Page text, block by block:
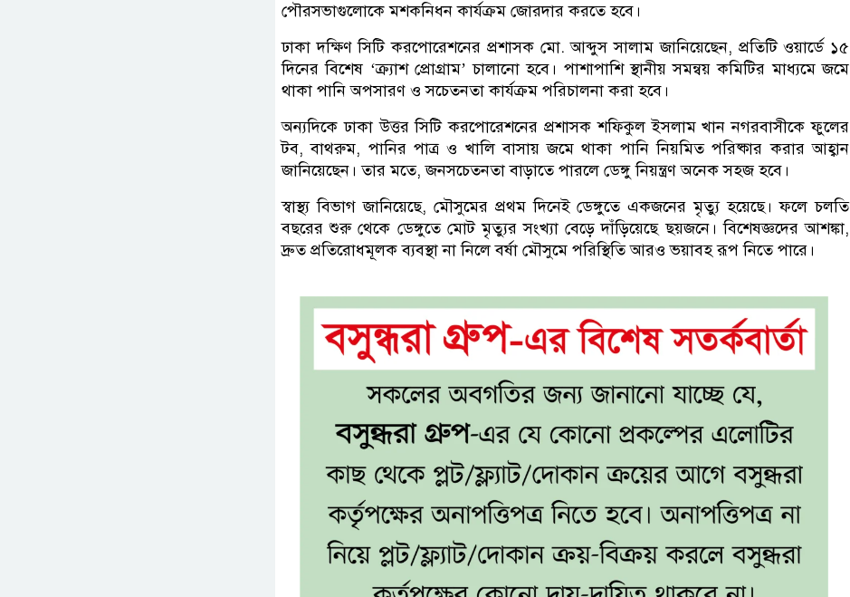
পৌরসভাগুলোকে মশকনিধন কার্যক্রম জোরদার করতে হবে।
ঢাকা দক্ষিণ সিটি করপোরেশনের প্রশাসক মো. আব্দুস সালাম জানিয়েছেন, প্রতিটি ওয়ার্ডে ১৫
দিনের বিশেষ ‘ক্র্যাশ প্রোগ্রাম’ চালানো হবে। পাশাপাশি স্থানীয় সমন্বয় কমিটির মাধ্যমে জমে
থাকা পানি অপসারণ ও সচেতনতা কার্যক্রম পরিচালনা করা হবে।
অন্যদিকে ঢাকা উত্তর সিটি করপোরেশনের প্রশাসক শফিকুল ইসলাম খান নগরবাসীকে ফুলের
টব, বাথরুম, পানির পাত্র ও খালি বাসায় জমে থাকা পানি নিয়মিত পরিষ্কার করার আহ্বান
জানিয়েছেন। তার মতে, জনসচেতনতা বাড়াতে পারলে ডেঙ্গু নিয়ন্ত্রণ অনেক সহজ হবে।
স্বাস্থ্য বিভাগ জানিয়েছে, মৌসুমের প্রথম দিনেই ডেঙ্গুতে একজনের মৃত্যু হয়েছে। ফলে চলতি
বছরের শুরু থেকে ডেঙ্গুতে মোট মৃত্যুর সংখ্যা বেড়ে দাঁড়িয়েছে ছয়জনে। বিশেষজ্ঞদের আশঙ্কা,
দ্রুত প্রতিরোধমূলক ব্যবস্থা না নিলে বর্ষা মৌসুমে পরিস্থিতি আরও ভয়াবহ রূপ নিতে পারে।